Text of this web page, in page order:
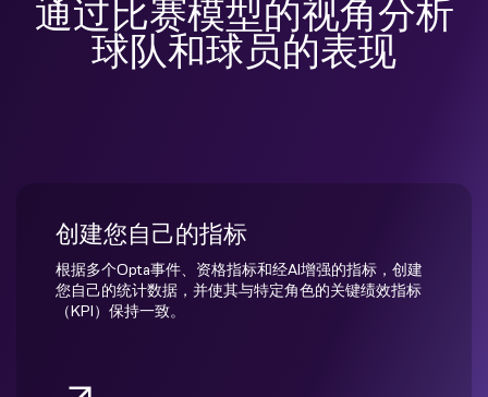
通过比赛模型的视角分析
球队和球员的表现
创建您自己的指标
根据多个Opta事件、资格指标和经AI增强的指标，创建
您自己的统计数据，并使其与特定角色的关键绩效指标
（KPI）保持一致。